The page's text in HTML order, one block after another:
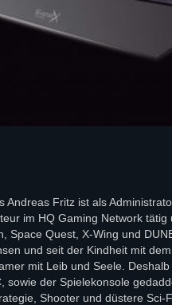
Andreas Fritz ist als
im HQ Gaming Network tätig
Space Quest, X-Wing und
und seit der Kindheit mit
mit Leib und Seele.
sowie der Spielekonsole
Shooter und düstere Sci-